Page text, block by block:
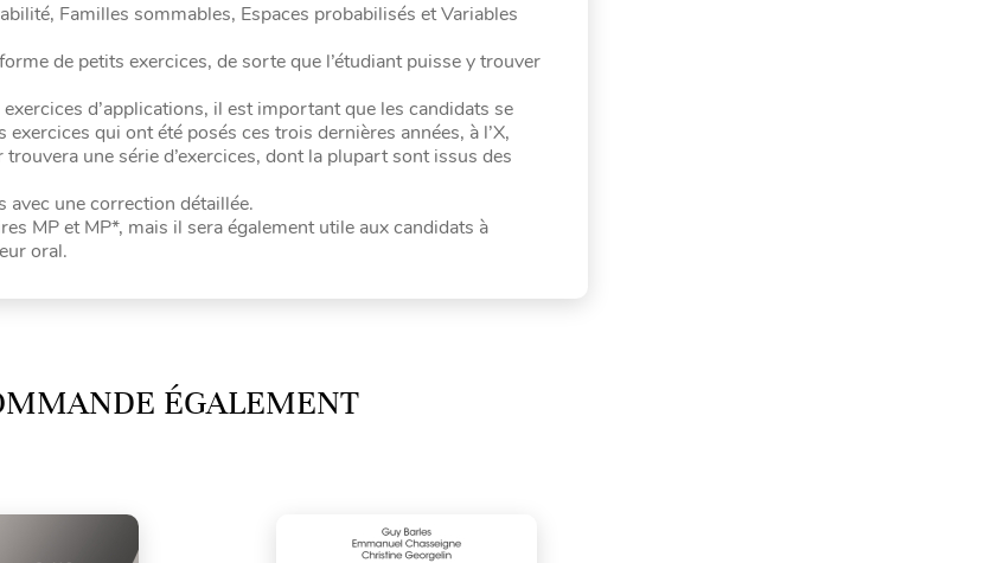
Familles sommables, Espaces probabilisés et Variables
de petits exercices, de sorte que l’étudiant puisse y trouver
d’applications, il est important que les candidats se
qui ont été posés ces trois dernières années, à l’X,
une série d’exercices, dont la plupart sont issus des
avec une correction détaillée.
MP et MP*, mais il sera également utile aux candidats à
oral.
ÉGALEMENT